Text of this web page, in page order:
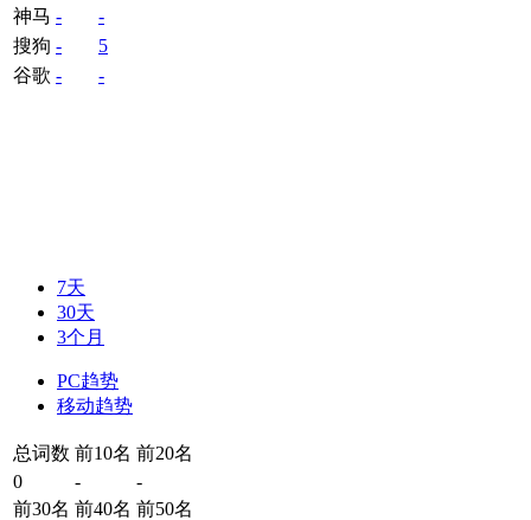
神马 -
-
搜狗 -
5
谷歌 - -
7天
30天
3个月
PC趋势
移动趋势
总词数 前10名 前20名
0
-
-
前30名 前40名 前50名